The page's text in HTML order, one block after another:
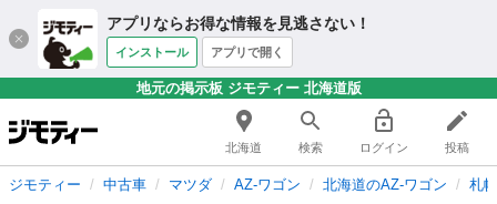
アプリならお得な情報を見逃さない！
インストール アプリで開く
地元の掲示板 ジモティー 北海道版
北海道 検索 ログイン 投稿
ジモティー 中古車 マツダ AZ-ワゴン 北海道のAZ-ワゴン 札